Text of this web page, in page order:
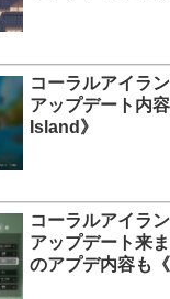
コーラルアイラ
アップデート内
Island》
コーラルアイラ
アップデート来
のアプデ内容も